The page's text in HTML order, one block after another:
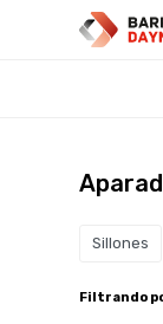
Sillones
Filtrando